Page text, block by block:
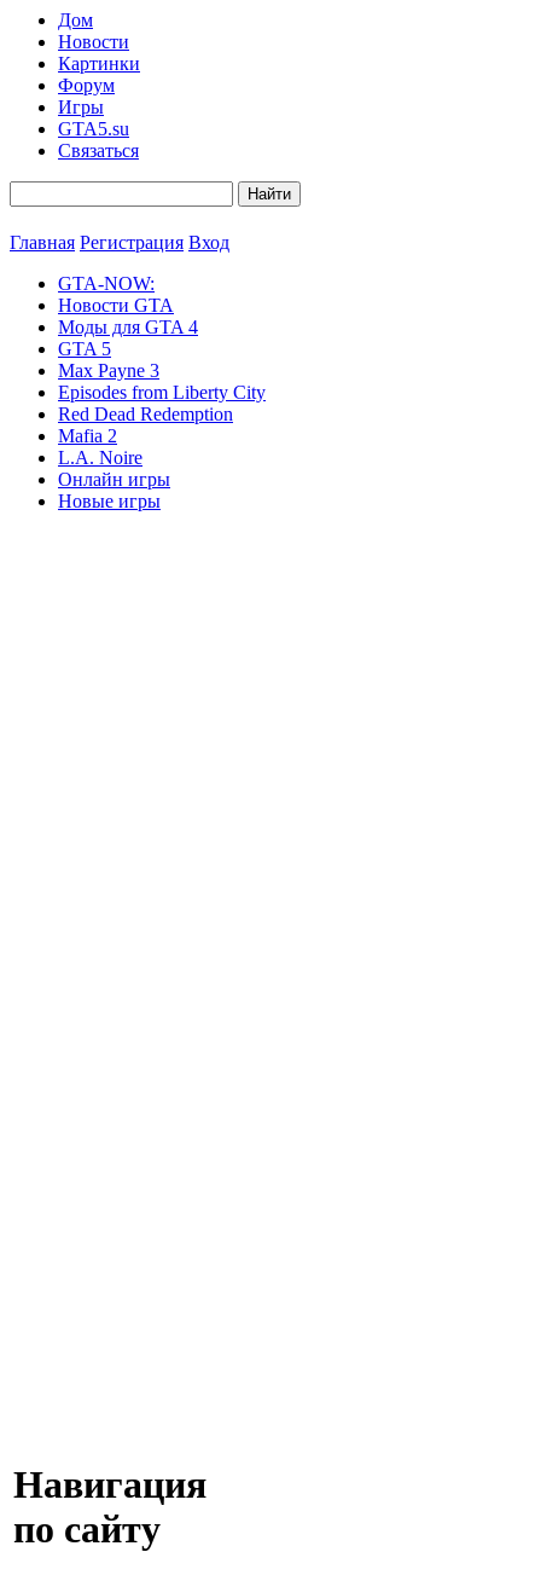
Дом
Новости
Картинки
Форум
Игры
GTA5.su
Связаться
Главная Регистрация Вход
GTA-NOW:
Новости GTA
Моды для GTA 4
GTA 5
Max Payne 3
Episodes from Liberty City
Red Dead Redemption
Mafia 2
L.A. Noire
Онлайн игры
Новые игры
Навигация
по сайту